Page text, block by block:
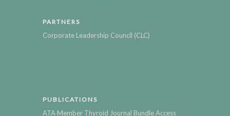
PARTNERS
Corporate Leadership Council (CLC)
PUBLICATIONS
ATA Member Thyroid Journal Bundle Access